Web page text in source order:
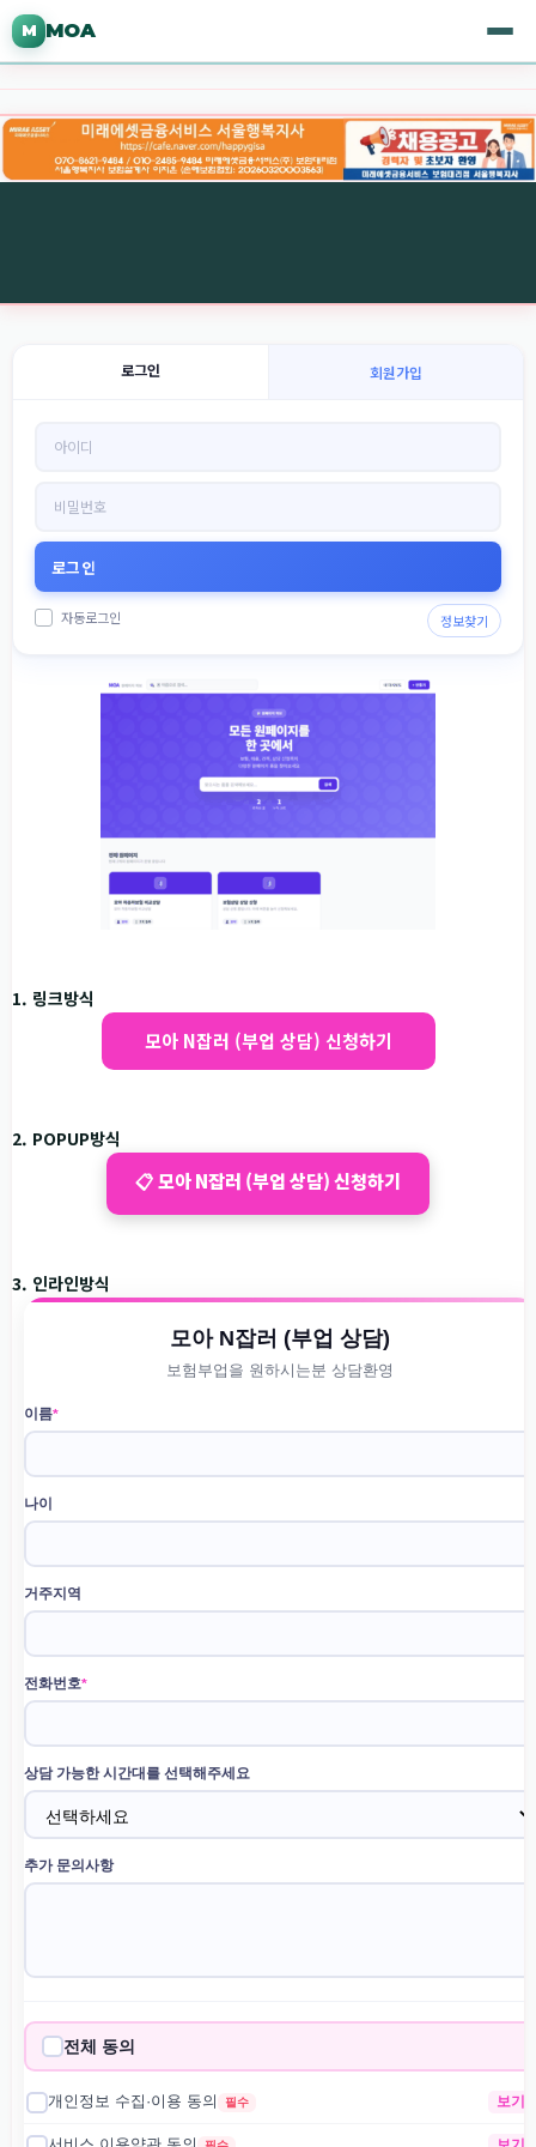
M MOA
로그인 회원가입
자동로그인 정보찾기
1. 링크방식
모아 N잡러 (부업 상담) 신청하기
2. POPUP방식
📋 모아 N잡러 (부업 상담) 신청하기
3. 인라인방식